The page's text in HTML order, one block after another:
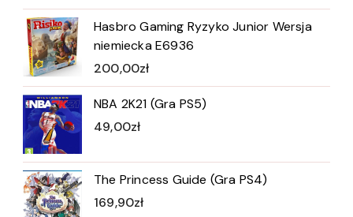
Hasbro Gaming Ryzyko Junior Wersja
niemiecka E6936
200,00zł
NBA 2K21 (Gra PS5)
49,00zł
The Princess Guide (Gra PS4)
169,90zł